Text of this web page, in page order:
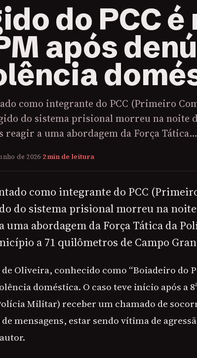
do PCC
após
como integrante do PCC (Primeiro
do sistema prisional morreu na noite
reagir a uma abordagem da Força Tática…
de 2026·2 min de leitura
como integrante do PCC
do sistema prisional morreu na
uma abordagem da Força Tática da
a 71 quilômetros de Campo
Oliveira, conhecido como “Boiadeiro do
doméstica. O caso teve início após a
Militar) receber um chamado de
mensagens, estar sendo vítima de